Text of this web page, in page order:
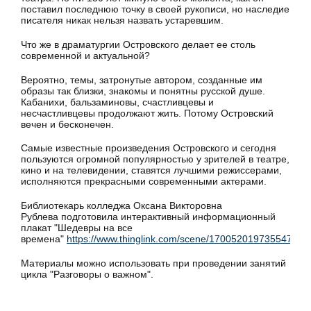
поставил последнюю точку в своей рукописи, но наследие
писателя никак нельзя назвать устаревшим.
Что же в драматургии Островского делает ее столь
современной и актуальной?
Вероятно, темы, затронутые автором, созданные им
образы так близки, знакомы и понятны русской душе.
Кабанихи, бальзаминовы, счастливцевы и
несчастливцевы продолжают жить. Потому Островский
вечен и бесконечен.
Самые известные произведения Островского и сегодня
пользуются огромной популярностью у зрителей в театре,
кино и на телевидении, ставятся лучшими режиссерами,
исполняются прекрасными современными актерами.
Библиотекарь колледжа Оксана Викторовна
Рублева подготовила интерактивный информационный
плакат "Шедевры на все
времена" https://www.thinglink.com/scene/
Материалы можно использовать при проведении занятий
цикла "Разговоры о важном".